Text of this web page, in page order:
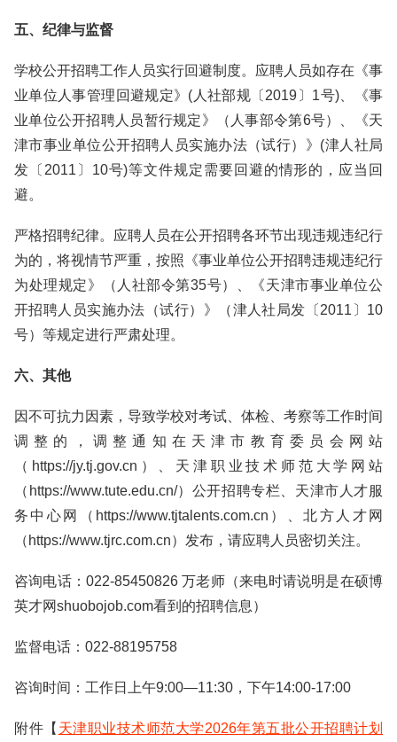
五、纪律与监督
学校公开招聘工作人员实行回避制度。应聘人员如存在《事
业单位人事管理回避规定》(人社部规〔2019〕1号)、《事
业单位公开招聘人员暂行规定》（人事部令第6号）、《天
津市事业单位公开招聘人员实施办法（试行）》(津人社局
发〔2011〕10号)等文件规定需要回避的情形的，应当回
避。
严格招聘纪律。应聘人员在公开招聘各环节出现违规违纪行
为的，将视情节严重，按照《事业单位公开招聘违规违纪行
为处理规定》（人社部令第35号）、《天津市事业单位公
开招聘人员实施办法（试行）》（津人社局发〔2011〕10
号）等规定进行严肃处理。
六、其他
因不可抗力因素，导致学校对考试、体检、考察等工作时间
调整的，调整通知在天津市教育委员会网站
（https://jy.tj.gov.cn）、天津职业技术师范大学网站
（https://www.tute.edu.cn/）公开招聘专栏、天津市人才服
务中心网（https://www.tjtalents.com.cn）、北方人才网
（https://www.tjrc.com.cn）发布，请应聘人员密切关注。
咨询电话：022-85450826 万老师（来电时请说明是在硕博
英才网shuobojob.com看到的招聘信息）
监督电话：022-88195758
咨询时间：工作日上午9:00—11:30，下午14:00-17:00
附件【 天津职业技术师范大学2026年第五批公开招聘计划